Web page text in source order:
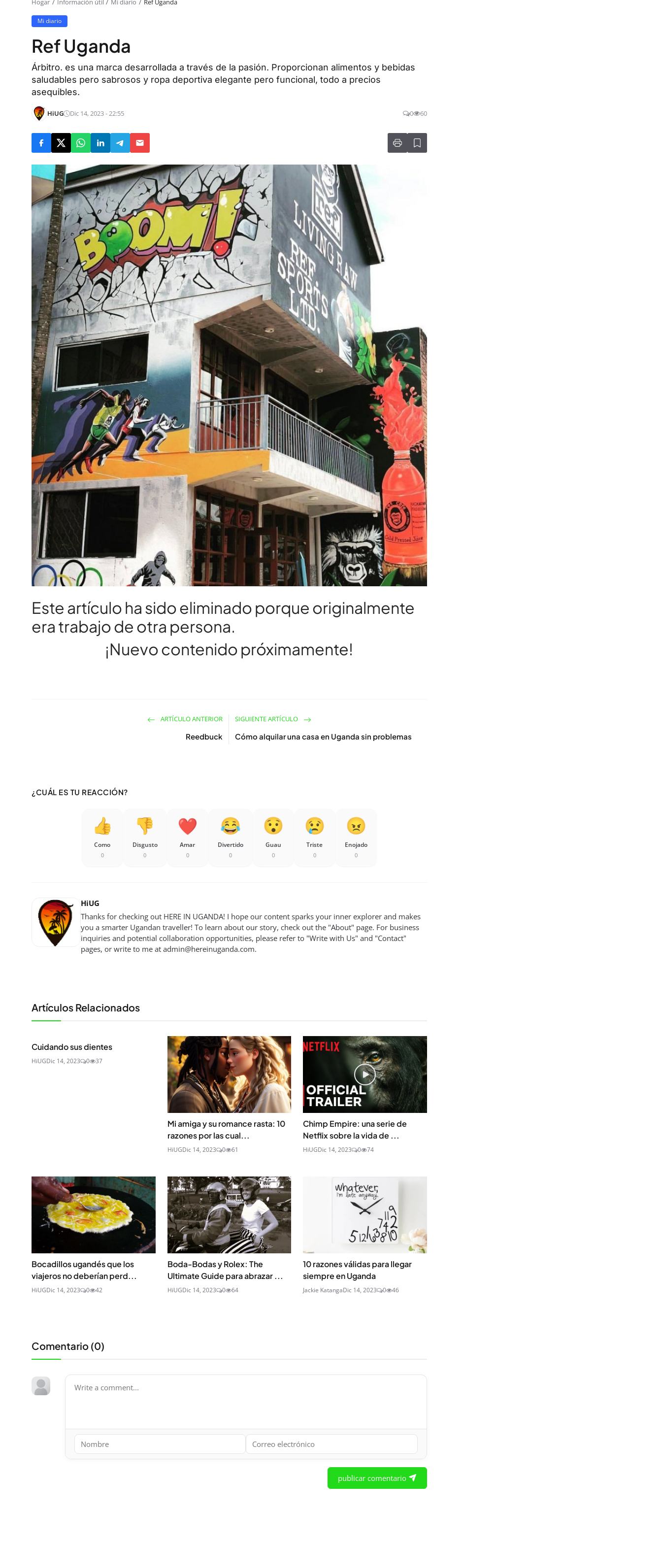
Hogar Información útil Mi diario Ref Uganda
Mi diario
Ref Uganda
Árbitro. es una marca desarrollada a través de la pasión. Proporcionan alimentos y bebidas
saludables pero sabrosos y ropa deportiva elegante pero funcional, todo a precios
asequibles.
HiUG Dic 14, 2023 - 22:55 0 60
Este artículo ha sido eliminado porque originalmente
era trabajo de otra persona.
¡Nuevo contenido próximamente!
ARTÍCULO ANTERIOR
Reedbuck
SIGUIENTE ARTÍCULO
Cómo alquilar una casa en Uganda sin problemas
¿CUÁL ES TU REACCIÓN?
Como
0
Disgusto
0
Amar
0
Divertido
0
Guau
0
Triste
0
Enojado
0
HiUG
Thanks for checking out HERE IN UGANDA! I hope our content sparks your inner explorer and makes
you a smarter Ugandan traveller! To learn about our story, check out the "About" page. For business
inquiries and potential collaboration opportunities, please refer to "Write with Us" and "Contact"
pages, or write to me at admin@hereinuganda.com.
Artículos Relacionados
Cuidando sus dientes
HiUGDic 14, 2023 0 37
Mi amiga y su romance rasta: 10
razones por las cual...
HiUGDic 14, 2023 0 61
Chimp Empire: una serie de
Netflix sobre la vida de ...
HiUGDic 14, 2023 0 74
Bocadillos ugandés que los
viajeros no deberían perd...
HiUGDic 14, 2023 0 42
Boda-Bodas y Rolex: The
Ultimate Guide para abrazar ...
HiUGDic 14, 2023 0 64
10 razones válidas para llegar
siempre en Uganda
Jackie KatangaDic 14, 2023 0 46
Comentario (0)
publicar comentario